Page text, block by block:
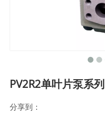
PV2R2单叶片泵系列
分享到：